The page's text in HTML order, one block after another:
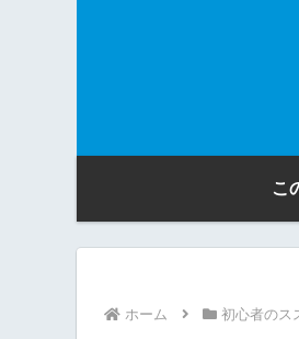
こ
ホーム 初心者のス